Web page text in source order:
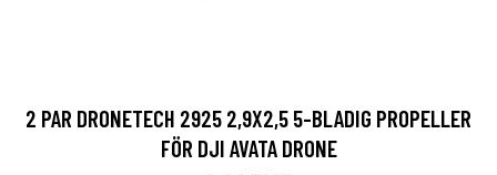
2 PAR DRONETECH 2925 2,9X2,5 5-BLADIG PROPELLER
FÖR DJI AVATA DRONE